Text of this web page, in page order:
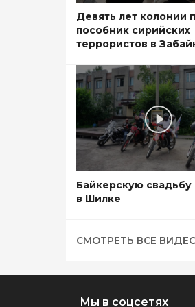
Девять лет колонии
пособник сирийских
террористов в
Байкерскую свадьбу
в Шилке
СМОТРЕТЬ ВСЕ
Мы в соцсетях